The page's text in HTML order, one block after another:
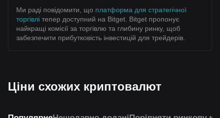
Ми раді повідомити, що платформа для стратегічної
торгівлі тепер доступний на Bitget. Bitget пропонує
найкращі комісії за торгівлю та глибину ринку, щоб
забезпечити прибутковість інвестицій для трейдерів.
Ціни схожих криптовалют